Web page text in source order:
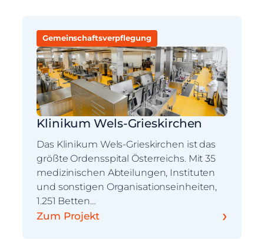
Gemeinschaftsverpflegung
Klinikum Wels-Grieskirchen
Das Klinikum Wels-Grieskirchen ist das
größte Ordensspital Österreichs. Mit 35
medizinischen Abteilungen, Instituten
und sonstigen Organisationseinheiten,
1.251 Betten…
Zum Projekt ›